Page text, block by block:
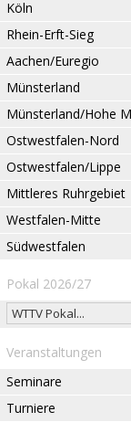
Köln
Rhein-Erft-Sieg
Aachen/Euregio
Münsterland
Münsterland/Hohe
Ostwestfalen-Nord
Ostwestfalen/Lippe
Mittleres Ruhrgebiet
Westfalen-Mitte
Südwestfalen
Pokal 2026/27
Veranstaltungen
Seminare
Turniere